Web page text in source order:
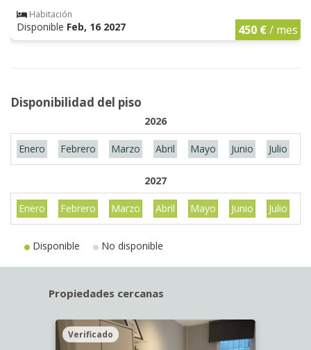
Habitación
Disponible Feb, 16 2027 450 €/ mes
Disponibilidad del piso
2026
Enero Febrero Marzo Abril Mayo Junio Julio
2027
Enero Febrero Marzo Abril Mayo Junio Julio
Disponible No disponible
Propiedades cercanas
Verificado